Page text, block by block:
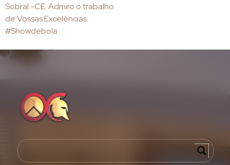
Sobral -CE. Admiro o trabalho
de Vossas Excelências.
#Showdebola